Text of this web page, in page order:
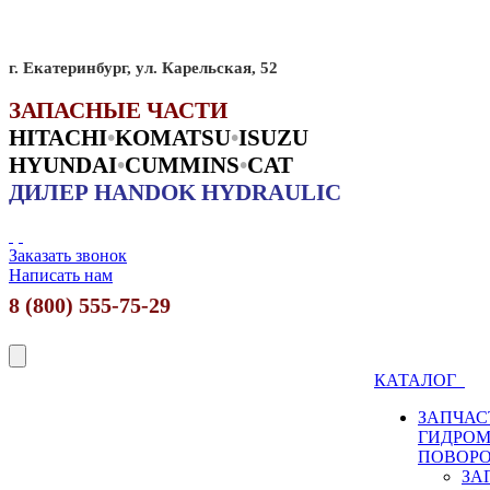
г. Екатеринбург, ул. Карельская, 52
ЗАПАСНЫЕ ЧАСТИ
HITACHI•KOMATSU•ISUZU
HYUNDAI•CUMMINS•CAT
ДИЛЕР HANDOK HYDRAULIC
Заказать звонок
Написать нам
8 (800) 555-75-29
КАТАЛОГ